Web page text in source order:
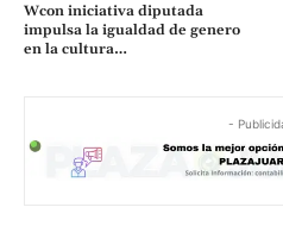
Wcon iniciativa diputada
impulsa la igualdad de genero
en la cultura…
-